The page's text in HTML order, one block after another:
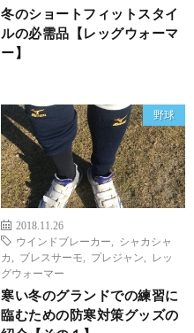
冬のショートフィットスタイ
ルの必需品【レッグウォーマ
ー】
野球
2018.11.26
ウインドブレーカー
シャカシャ
カ
ブレスサーモ プレジャン
レッ
グウォーマー
寒い冬のグランドでの練習に
臨むための防寒対策グッズの